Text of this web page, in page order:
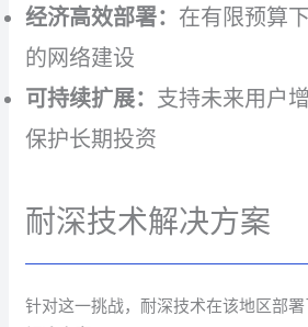
经济高效部署： 在有限预算
的网络建设
可持续扩展： 支持未来用户
保护长期投资
耐深技术解决方案
针对这一挑战，耐深技术在该地区部